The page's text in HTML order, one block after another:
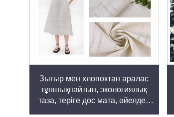
Зығыр мен хлопоктан аралас
тұншықпайтын, экологиялық
таза, теріге дос мата, әйелдер